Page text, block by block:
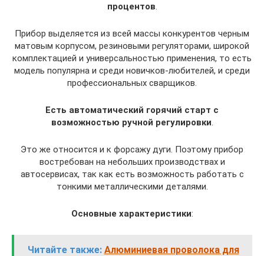
процентов.
Прибор выделяется из всей массы конкурентов черным
матовым корпусом, резиновыми регуляторами, широкой
комплектацией и универсальностью применения, то есть
модель популярна и среди новичков-любителей, и среди
профессиональных сварщиков.
Есть автоматический горячий старт с
возможностью ручной регулировки.
Это же относится и к форсажу дуги. Поэтому прибор
востребован на небольших производствах и
автосервисах, так как есть возможность работать с
тонкими металлическими деталями.
Основные характеристики:
Читайте также: Алюминиевая проволока для